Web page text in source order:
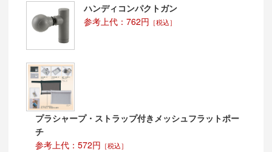
ハンディコンパクトガン
参考上代：762円 ［税込］
プラシャープ・ストラップ付きメッシュフラットポー
チ
参考上代：572円 ［税込］